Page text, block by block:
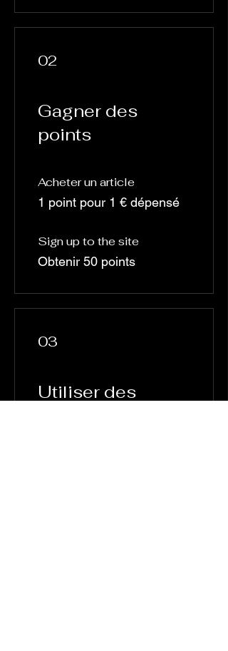
02
Gagner des
points
Acheter un article
1 point pour 1 € dépensé
Sign up to the site
Obtenir 50 points
03
Utiliser des